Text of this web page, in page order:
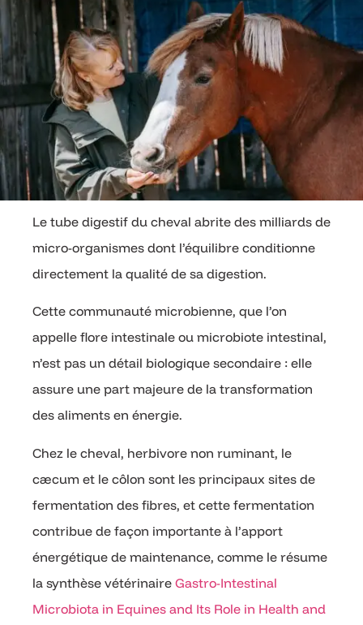
Le tube digestif du cheval abrite des milliards de
micro-organismes dont l’équilibre conditionne
directement la qualité de sa digestion.
Cette communauté microbienne, que l’on
appelle flore intestinale ou microbiote intestinal,
n’est pas un détail biologique secondaire : elle
assure une part majeure de la transformation
des aliments en énergie.
Chez le cheval, herbivore non ruminant, le
cæcum et le côlon sont les principaux sites de
fermentation des fibres, et cette fermentation
contribue de façon importante à l’apport
énergétique de maintenance, comme le résume
la synthèse vétérinaire Gastro-Intestinal
Microbiota in Equines and Its Role in Health and